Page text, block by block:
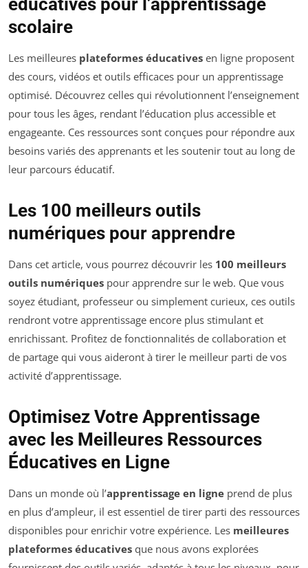
scolaire
Les meilleures plateformes éducatives en ligne proposent
des cours, vidéos et outils efficaces pour un apprentissage
optimisé. Découvrez celles qui révolutionnent l’enseignement
pour tous les âges, rendant l’éducation plus accessible et
engageante. Ces ressources sont conçues pour répondre aux
besoins variés des apprenants et les soutenir tout au long de
leur parcours éducatif.
Les 100 meilleurs outils
numériques pour apprendre
Dans cet article, vous pourrez découvrir les 100 meilleurs
outils numériques pour apprendre sur le web. Que vous
soyez étudiant, professeur ou simplement curieux, ces outils
rendront votre apprentissage encore plus stimulant et
enrichissant. Profitez de fonctionnalités de collaboration et
de partage qui vous aideront à tirer le meilleur parti de vos
activité d’apprentissage.
Optimisez Votre Apprentissage
avec les Meilleures Ressources
Éducatives en Ligne
Dans un monde où l’apprentissage en ligne prend de plus
en plus d’ampleur, il est essentiel de tirer parti des ressources
disponibles pour enrichir votre expérience. Les meilleures
plateformes éducatives que nous avons explorées